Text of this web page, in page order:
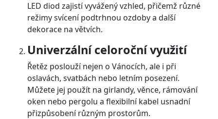
LED diod zajistí vyvážený vzhled, přičemž různé
režimy svícení podtrhnou ozdoby a další
dekorace na větvích.
Univerzální celoroční využití
Řetěz poslouží nejen o Vánocích, ale i při
oslavách, svatbách nebo letním posezení.
Můžete jej použít na girlandy, věnce, rámování
oken nebo pergolu a flexibilní kabel usnadní
přizpůsobení různým prostorům.